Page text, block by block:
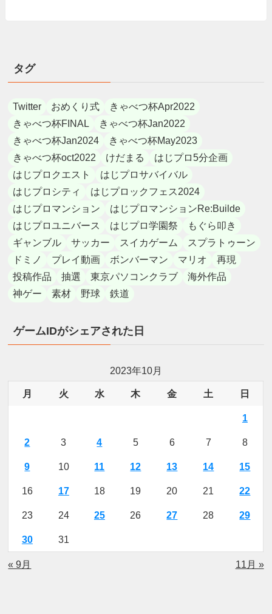
タグ
Twitter おめくり式
きゃべつ杯Apr2022
きゃべつ杯FINAL
きゃべつ杯Jan2022
きゃべつ杯Jan2024
きゃべつ杯May2023
きゃべつ杯oct2022
けだまる
はじプロ5分企画
はじプロクエスト
はじプロサバイバル
はじプロシティ
はじプロックフェス2024
はじプロマンション
はじプロマンションRe:Builde
はじプロユニバース
はじプロ学園祭
もぐら叩き
ギャンブル
サッカー スイカゲーム
スプラトゥーン
ドミノ
プレイ動画 ボンバーマン マリオ
再現
投稿作品
抽選 東京パソコンクラブ
海外作品
神ゲー
素材 野球 鉄道
ゲームIDがシェアされた日
2023年10月
月 火 水 木 金 土 日
1
2 3 4 5 6 7 8
9 10 11 12 13 14 15
16 17 18 19 20 21 22
23 24 25 26 27 28 29
30 31
« 9月 11月 »